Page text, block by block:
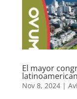
El mayor
Nov 8, 2024|